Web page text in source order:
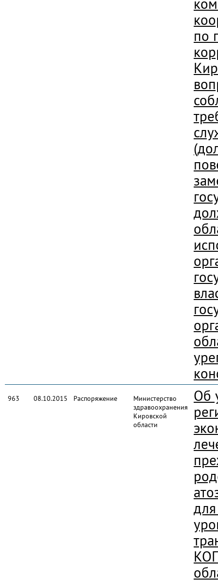
по
963 08.10.2015 Распоряжение
Министерство
здравоохранения
Кировской
области
Об